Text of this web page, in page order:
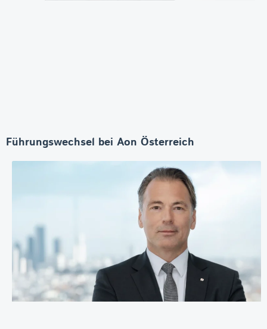
Führungswechsel bei Aon Österreich